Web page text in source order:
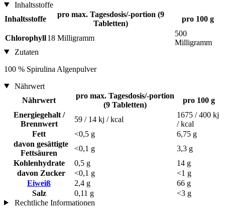
Inhaltsstoffe
Inhaltsstoffe
pro max. Tagesdosis/-portion (9
Tabletten)
pro 100 g
Chlorophyll 18 Milligramm
500
Milligramm
Zutaten
100 % Spirulina Algenpulver
Nährwert
Nährwert
pro max. Tagesdosis/-portion
(9 Tabletten)
pro 100 g
Energiegehalt /
Brennwert
59 / 14 kj / kcal
1675 / 400 kj
/ kcal
Fett
<0,5 g
6,75 g
davon gesättigte
Fettsäuren
<0,1 g
3,3 g
Kohlenhydrate
0,5 g
14 g
davon Zucker
<0,1 g
<1 g
Eiweiß
2,4 g
66 g
Salz
0,11 g
<3 g
Rechtliche Informationen